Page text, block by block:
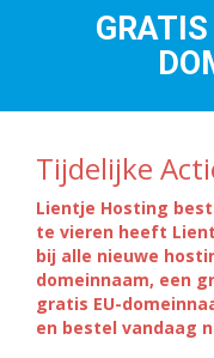
Tijdelijke
Lientje Hosting
te vieren heeft
bij alle nieuwe
domeinnaam, een
gratis EU-
en bestel vandaag